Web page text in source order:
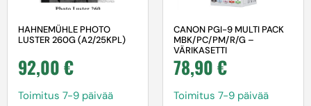
HAHNEMÜHLE PHOTO
LUSTER 260G (A2/25KPL)
92,00€
Toimitus 7-9 päivää
CANON PGI-9 MULTI PACK
MBK/PC/PM/R/G –
VÄRIKASETTI
78,90€
Toimitus 7-9 päivää